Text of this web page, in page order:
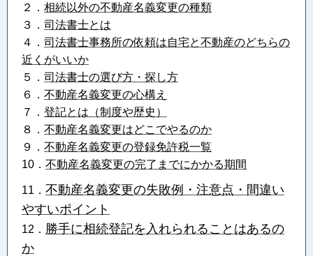
２． 相続以外の不動産名義変更の種類
３． 司法書士とは
４． 司法書士事務所の依頼は自宅と不動産のどちらの
近くがいいか
５． 司法書士の選び方・探し方
６． 不動産名義変更の心構え
７． 登記とは（制度や歴史）
８． 不動産名義変更はどこでやるのか
９． 不動産名義変更の登録免許税一覧
10． 不動産名義変更の完了までにかかる期間
11． 不動産名義変更の失敗例・注意点・間違い
やすいポイント
12． 勝手に相続登記を入れられることはあるの
か